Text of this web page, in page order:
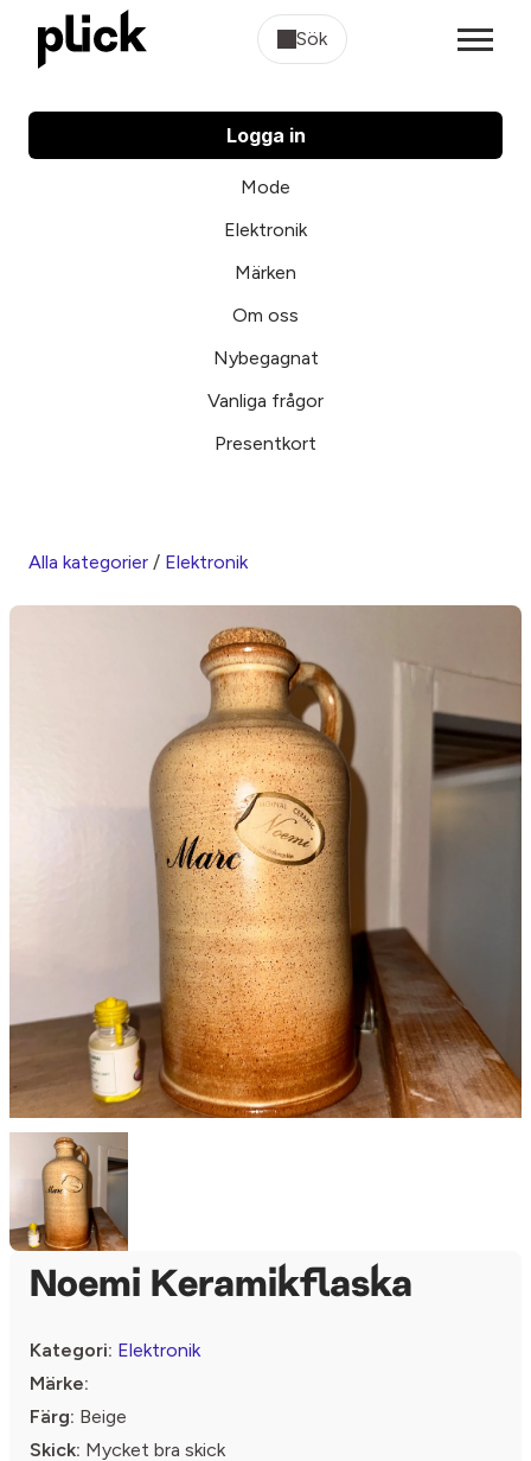
Sök
Logga in
Mode
Elektronik
Märken
Om oss
Nybegagnat
Vanliga frågor
Presentkort
Alla kategorier / Elektronik
Noemi Keramikflaska
Kategori: Elektronik
Märke:
Färg: Beige
Skick: Mycket bra skick